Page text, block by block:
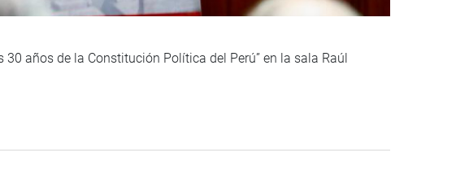
años de la Constitución Política del Perú” en la sala Raúl